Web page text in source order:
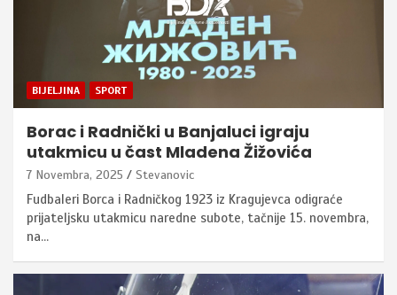
BIJELJINA SPORT
Borac i Radnički u Banjaluci igraju
utakmicu u čast Mladena Žižovića
7 Novembra, 2025 Stevanovic
Fudbaleri Borca i Radničkog 1923 iz Kragujevca odigraće
prijateljsku utakmicu naredne subote, tačnije 15. novembra,
na…